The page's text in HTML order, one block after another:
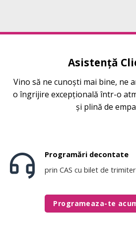
Asistență
Vino să ne cunoști mai bine, ne
o îngrijire excepțională într-o
și plină de
Programări decontate
prin CAS cu bilet de
Programeaza-te